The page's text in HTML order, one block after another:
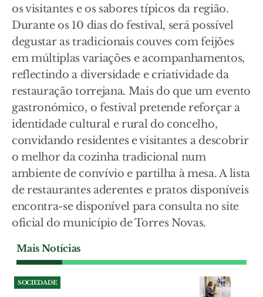
os visitantes e os sabores típicos da região.
Durante os 10 dias do festival, será possível
degustar as tradicionais couves com feijões
em múltiplas variações e acompanhamentos,
reflectindo a diversidade e criatividade da
restauração torrejana. Mais do que um evento
gastronómico, o festival pretende reforçar a
identidade cultural e rural do concelho,
convidando residentes e visitantes a descobrir
o melhor da cozinha tradicional num
ambiente de convívio e partilha à mesa. A lista
de restaurantes aderentes e pratos disponíveis
encontra-se disponível para consulta no site
oficial do município de Torres Novas.
Mais Notícias
SOCIEDADE